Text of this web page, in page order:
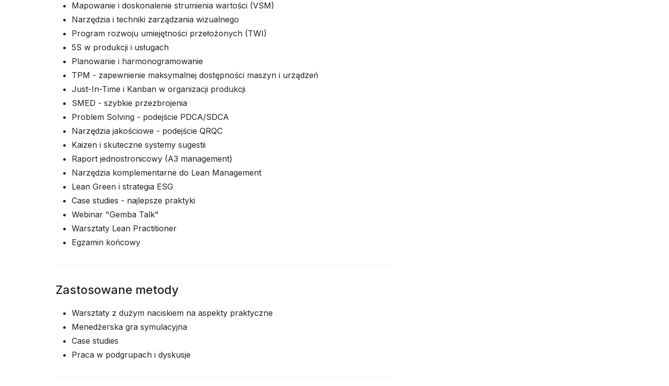
Mapowanie i doskonalenie strumienia wartości (VSM)
Narzędzia i techniki zarządzania wizualnego
Program rozwoju umiejętności przełożonych (TWI)
5S w produkcji i usługach
Planowanie i harmonogramowanie
TPM - zapewnienie maksymalnej dostępności maszyn i urządzeń
Just-In-Time i Kanban w organizacji produkcji
SMED - szybkie przezbrojenia
Problem Solving - podejście PDCA/SDCA
Narzędzia jakościowe - podejście QRQC
Kaizen i skuteczne systemy sugestii
Raport jednostronicowy (A3 management)
Narzędzia komplementarne do Lean Management
Lean Green i strategia ESG
Case studies - najlepsze praktyki
Webinar "Gemba Talk"
Warsztaty Lean Practitioner
Egzamin końcowy
Zastosowane metody
Warsztaty z dużym naciskiem na aspekty praktyczne
Menedżerska gra symulacyjna
Case studies
Praca w podgrupach i dyskusje